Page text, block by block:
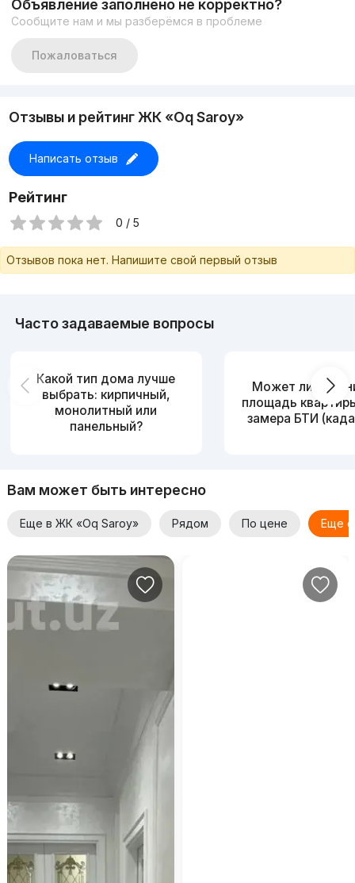
Объявление заполнено не корректно?
Сообщите нам и мы разберёмся в проблеме
Пожаловаться
Отзывы и рейтинг ЖК «Oq Saroy»
Написать отзыв
Рейтинг
0 / 5
Отзывов пока нет. Напишите свой первый отзыв
Часто задаваемые вопросы
Какой тип дома лучше
выбрать: кирпичный,
монолитный или
панельный?
Может ли
площадь
замера БТИ
Вам может быть интересно
Еще в ЖК «Oq Saroy» Рядом По цене Еще